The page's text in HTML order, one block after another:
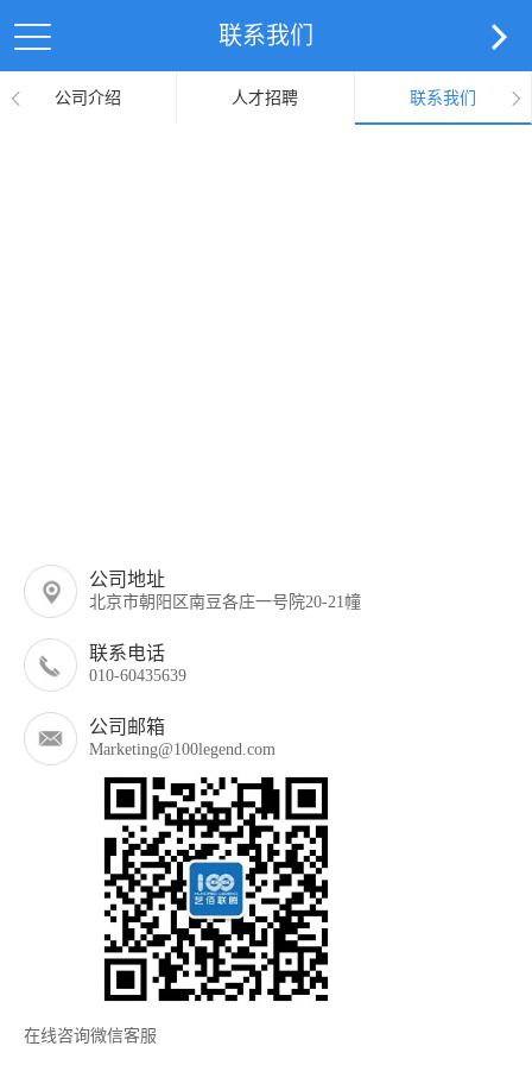
联系我们
公司介绍 人才招聘 联系我们
公司地址
北京市朝阳区南豆各庄一号院20-21幢
联系电话
010-60435639
公司邮箱
Marketing@100legend.com
在线咨询微信客服